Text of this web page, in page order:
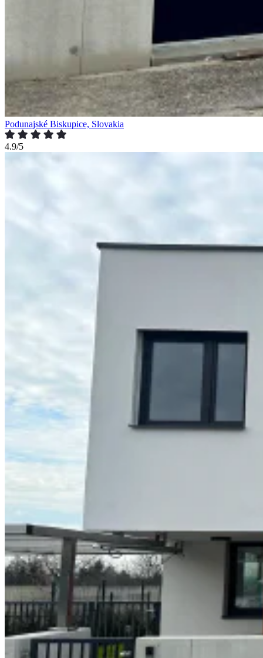
Podunajské Biskupice, Slovakia
4.9/5